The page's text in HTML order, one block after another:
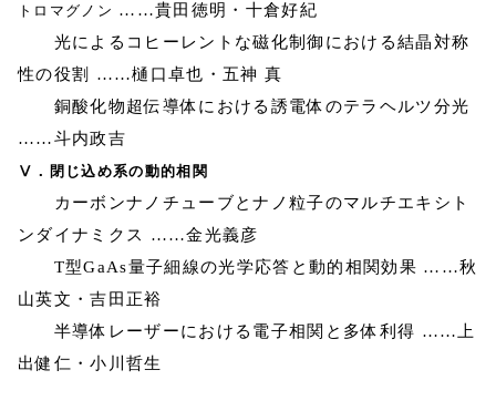
トロマグノン ……貴田徳明・十倉好紀
光によるコヒーレントな磁化制御における結晶対称
性の役割 ……樋口卓也・五神 真
銅酸化物超伝導体における誘電体のテラヘルツ分光
……斗内政吉
Ⅴ．閉じ込め系の動的相関
カーボンナノチューブとナノ粒子のマルチエキシト
ンダイナミクス ……金光義彦
T型GaAs量子細線の光学応答と動的相関効果 ……秋
山英文・吉田正裕
半導体レーザーにおける電子相関と多体利得 ……上
出健仁・小川哲生